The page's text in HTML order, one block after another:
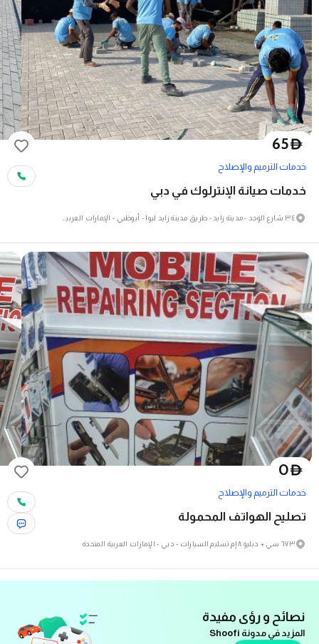
D
65
خدمات الترميم والإصلاح
خدمات صيانة الإنترلوك في دبي
D
0
خدمات الترميم والإصلاح
تصليح الهواتف المحمولة
٦٧٣ سي + دبليو ٨ إم تسليم السيارات - دبي - الإمارات العربية المتحدة
نصائح و رؤى مفيدة
المزيد في مدونة Shoofi